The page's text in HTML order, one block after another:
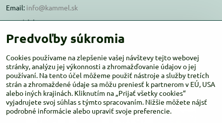
Email: info@kammel.sk
Prevádzka:
Administratívna budova PD Melčice
Otváracie hodiny:PO-ŠT 8:00 - 16:00
PIA-NE Zatvorené
Predvoľby súkromia
Cookies používame na zlepšenie vašej návštevy tejto webovej
stránky, analýzu jej výkonnosti a zhromažďovanie údajov o jej
používaní. Na tento účel môžeme použiť nástroje a služby tretích
strán a zhromaždené údaje sa môžu preniesť k partnerom v EÚ, USA
alebo iných krajinách. Kliknutím na „Prijať všetky cookies“
vyjadrujete svoj súhlas s týmto spracovaním. Nižšie môžete nájsť
podrobné informácie alebo upraviť svoje preferencie.